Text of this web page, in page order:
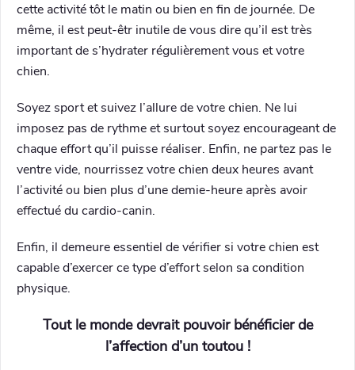
cette activité tôt le matin ou bien en fin de journée. De
même, il est peut-êtr inutile de vous dire qu’il est très
important de s’hydrater régulièrement vous et votre
chien.
Soyez sport et suivez l’allure de votre chien. Ne lui
imposez pas de rythme et surtout soyez encourageant de
chaque effort qu’il puisse réaliser. Enfin, ne partez pas le
ventre vide, nourrissez votre chien deux heures avant
l’activité ou bien plus d’une demie-heure après avoir
effectué du cardio-canin.
Enfin, il demeure essentiel de vérifier si votre chien est
capable d’exercer ce type d’effort selon sa condition
physique.
Tout le monde devrait pouvoir bénéficier de
l’affection d’un toutou !